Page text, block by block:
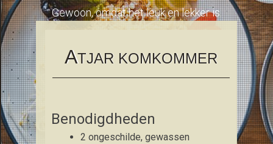
Gewoon, omdat het leuk en lekker is.
ATJAR KOMKOMMER
Benodigdheden
2 ongeschilde, gewassen